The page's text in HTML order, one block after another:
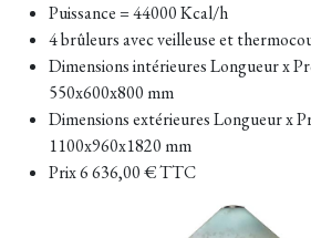
Puissance = 44000 Kcal/h
4 brûleurs avec veilleuse et
Dimensions intérieuresLongueur x
550x600x800 mm
Dimensions extérieuresLongueur x
1100x960x1820 mm
Prix 6 636,00 € TTC